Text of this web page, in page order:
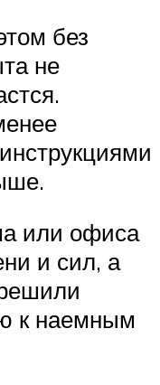
без
не
или офиса
и сил, а
к наемным